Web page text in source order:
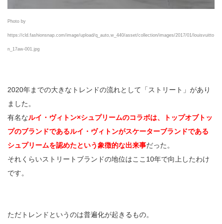
Photo by
https://cld.fashionsnap.com/image/upload/q_auto,w_440/asset/collection/images/2017/01/louisvuitto
n_17aw-001.jpg
2020年までの大きなトレンドの流れとして「ストリート」があり
ました。
有名なルイ・ヴィトン×シュプリームのコラボは、トップオブトッ
プのブランドであるルイ・ヴィトンがスケーターブランドである
シュプリームを認めたという象徴的な出来事だった。
それくらいストリートブランドの地位はここ10年で向上したわけ
です。
ただトレンドというのは普遍化が起きるもの。